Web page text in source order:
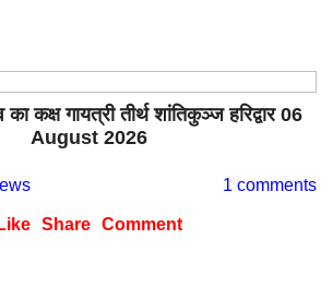
कक्ष गायत्री तीर्थ शांतिकुञ्ज हरिद्वार 06
August 2026
1 comments
Like Share Comment